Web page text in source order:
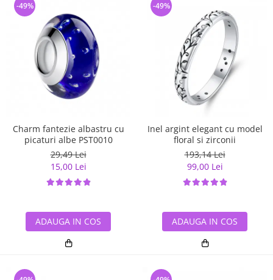
Charm fantezie albastru cu
picaturi albe PST0010
29,49 Lei
15,00 Lei
-49%
ADAUGA IN COS
Inel argint elegant cu model
floral si zirconii
193,14 Lei
99,00 Lei
-49%
ADAUGA IN COS